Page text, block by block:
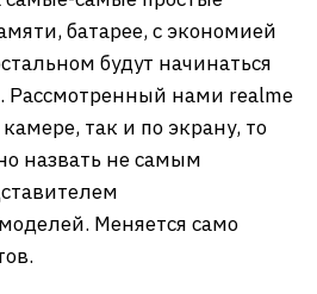
будет начальный уровень
годах.
полгода на рынке
модели 2025 года, на них
цены, и они выглядят
стоимости. Но
они первыми
Как результат, мы